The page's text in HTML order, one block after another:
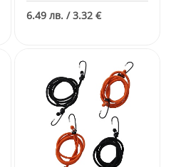
6.49 лв. / 3.32 €